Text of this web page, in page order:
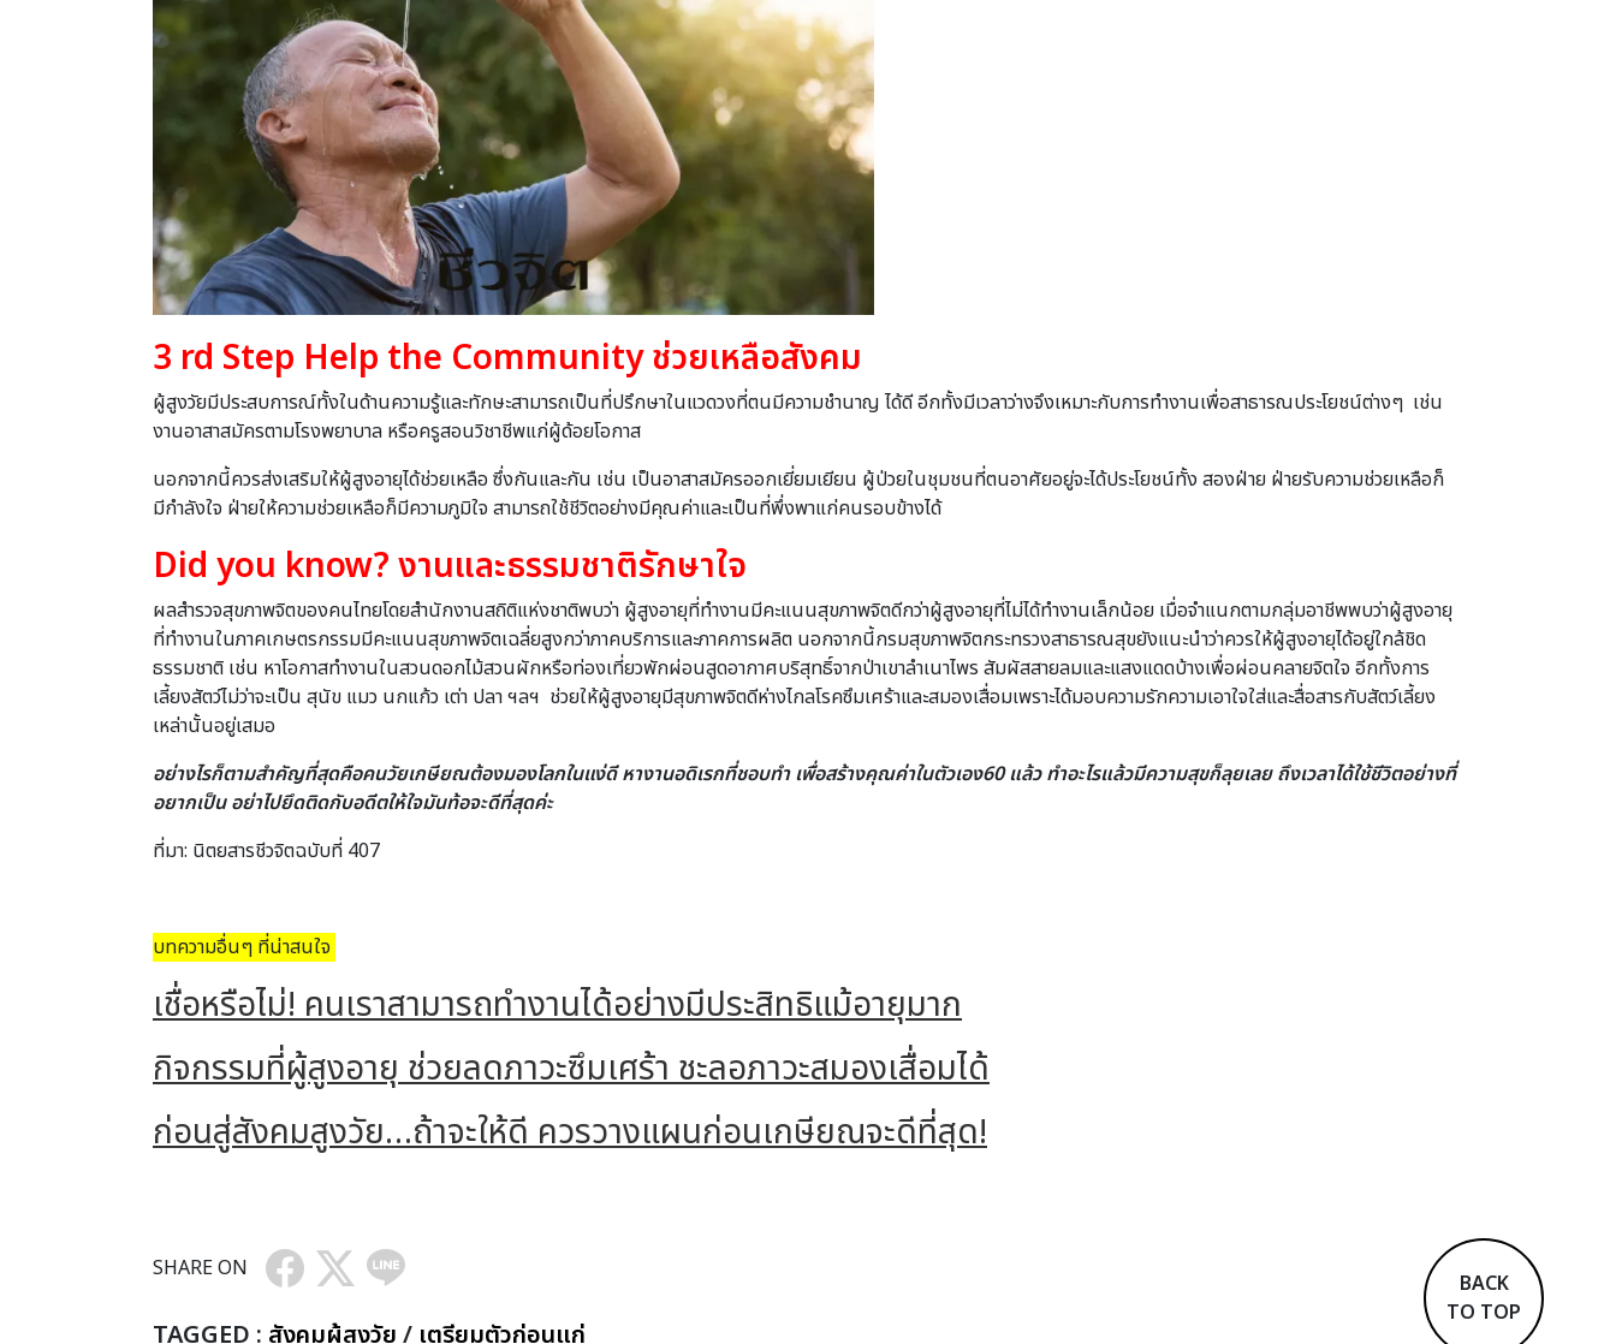
3 rd Step Help the Communityช่วยเหลือสังคม
ผู้สูงวัยมีประสบการณ์ทั้งในด้านความรู้และทักษะสามารถเป็นที่ปรึกษาในแวดวงที่ตนมีความชํานาญ ได้ดี อีกทั้งมีเวลาว่างจึงเหมาะกับการทํางานเพื่อสาธารณประโยชน์ต่างๆ เช่น
งานอาสาสมัครตามโรงพยาบาล หรือครูสอนวิชาชีพแก่ผู้ด้อยโอกาส
นอกจากนี้ควรส่งเสริมให้ผู้สูงอายุได้ช่วยเหลือ ซึ่งกันและกัน เช่น เป็นอาสาสมัครออกเยี่ยมเยียน ผู้ป่วยในชุมชนที่ตนอาศัยอยู่จะได้ประโยชน์ทั้ง สองฝ่าย ฝ่ายรับความช่วยเหลือก็
มีกําลังใจ ฝ่ายให้ความช่วยเหลือก็มีความภูมิใจ สามารถใช้ชีวิตอย่างมีคุณค่าและเป็นที่พึ่งพาแก่คนรอบข้างได้
Did you know?งานและธรรมชาติรักษาใจ
ผลสํารวจสุขภาพจิตของคนไทยโดยสํานักงานสถิติแห่งชาติพบว่า ผู้สูงอายุที่ทํางานมีคะแนนสุขภาพจิตดีกว่าผู้สูงอายุที่ไม่ได้ทํางานเล็กน้อย เมื่อจําแนกตามกลุ่มอาชีพพบว่าผู้สูงอายุ
ที่ทํางานในภาคเกษตรกรรมมีคะแนนสุขภาพจิตเฉลี่ยสูงกว่าภาคบริการและภาคการผลิต นอกจากนี้กรมสุขภาพจิตกระทรวงสาธารณสุขยังแนะนําว่าควรให้ผู้สูงอายุได้อยู่ใกล้ชิด
ธรรมชาติ เช่น หาโอกาสทํางานในสวนดอกไม้สวนผักหรือท่องเที่ยวพักผ่อนสูดอากาศบริสุทธิ์จากป่าเขาลําเนาไพร สัมผัสสายลมและแสงแดดบ้างเพื่อผ่อนคลายจิตใจ อีกทั้งการ
เลี้ยงสัตว์ไม่ว่าจะเป็น สุนัข แมว นกแก้ว เต่า ปลา ฯลฯ ช่วยให้ผู้สูงอายุมีสุขภาพจิตดีห่างไกลโรคซึมเศร้าและสมองเสื่อมเพราะได้มอบความรักความเอาใจใส่และสื่อสารกับสัตว์เลี้ยง
เหล่านั้นอยู่เสมอ
อย่างไรก็ตามสำคัญที่สุดคือคนวัยเกษียณต้องมองโลกในแง่ดี หางานอดิเรกที่ชอบทำ เพื่อสร้างคุณค่าในตัวเอง60แล้ว ทำอะไรแล้วมีความสุขก็ลุยเลย ถึงเวลาได้ใช้ชีวิตอย่างที่
อยากเป็น อย่าไปยึดติดกับอดีตให้ใจมันท้อจะดีที่สุดค่ะ
ที่มา: นิตยสารชีวจิตฉบับที่ 407
บทความอื่นๆ ที่น่าสนใจ
เชื่อหรือไม่! คนเราสามารถทำงานได้อย่างมีประสิทธิแม้อายุมาก
กิจกรรมที่ผู้สูงอายุ ช่วยลดภาวะซึมเศร้า ชะลอภาวะสมองเสื่อมได้
ก่อนสู่สังคมสูงวัย…ถ้าจะให้ดี ควรวางแผนก่อนเกษียณจะดีที่สุด!
SHARE ON
TAGGED : สังคมผู้สูงวัย / เตรียมตัวก่อนแก่
BACK
TO TOP